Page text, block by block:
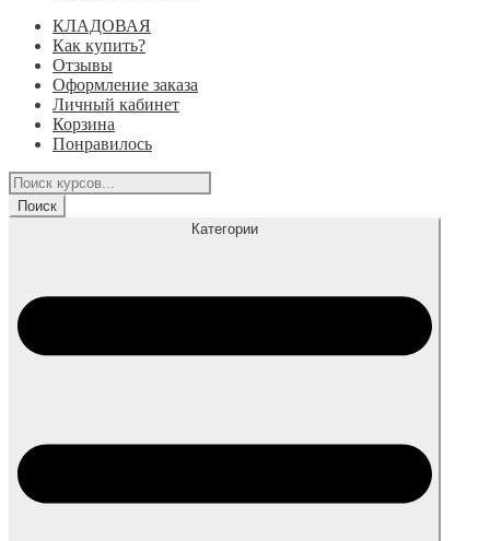
КЛАДОВАЯ
Как купить?
Отзывы
Оформление заказа
Личный кабинет
Корзина
Понравилось
Поиск
товаров
Поиск
Категории